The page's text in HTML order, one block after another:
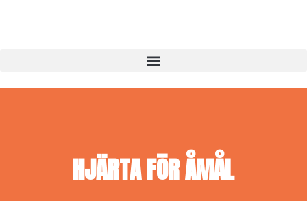
HJÄRTA FÖR ÅMÅL